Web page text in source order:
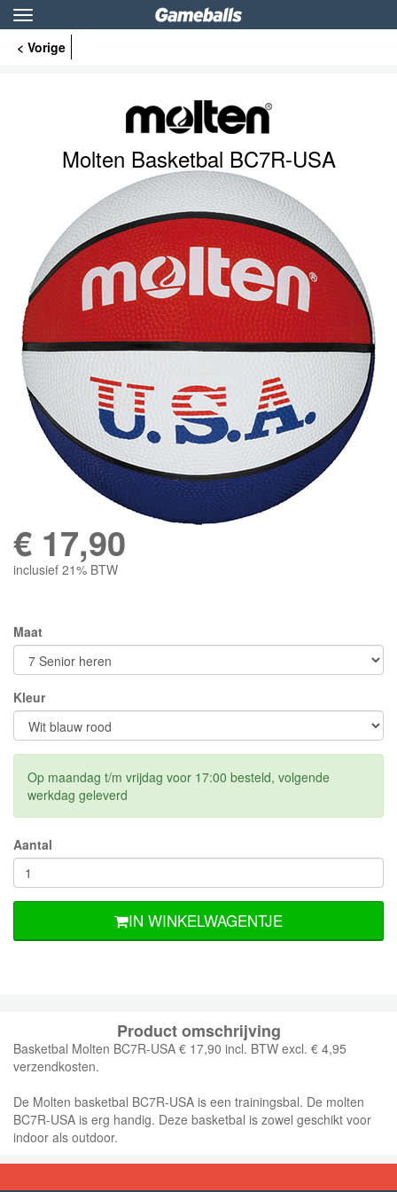
Toggle
navigation
< Vorige
Molten Basketbal BC7R-USA
€ 17,90
inclusief 21% BTW
Maat
Kleur
Op maandag t/m vrijdag voor 17:00 besteld, volgende
werkdag geleverd
Aantal
IN WINKELWAGENTJE
Product omschrijving
Basketbal Molten BC7R-USA € 17,90 incl. BTW excl. € 4,95
verzendkosten.
De Molten basketbal BC7R-USA is een trainingsbal. De molten
BC7R-USA is erg handig. Deze basketbal is zowel geschikt voor
indoor als outdoor.